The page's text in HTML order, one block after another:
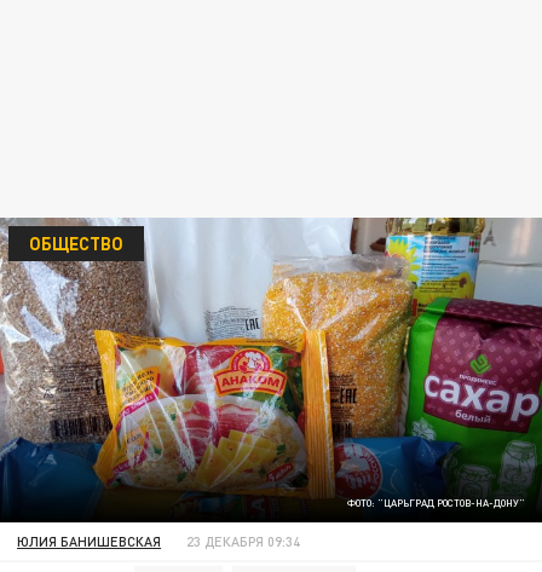
ФОТО: "ЦАРЬГРАД РОСТОВ-НА-ДОНУ"
ОБЩЕСТВО
ЮЛИЯ БАНИШЕВСКАЯ 23 ДЕКАБРЯ 09:34